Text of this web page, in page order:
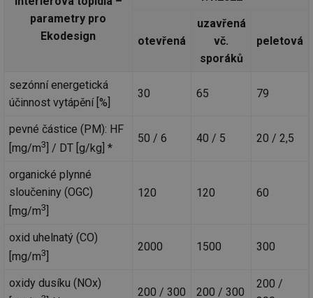
parametry pro
Ekodesign
otevřená
uzavřená
vč.
sporáků
peletová
sezónní energetická
účinnost vytápění [%]
30 65 79
pevné částice (PM): HF
[mg/m3 ] / DT [g/kg] *
50 / 6 40 / 5 20 / 2,5
organické plynné
sloučeniny (OGC)
[mg/m3
120 120 60
oxid uhelnatý (CO)
[mg/m3 2000 1500 300
oxidy dusíku (NOx)
200 / 300 200 / 300
200 /